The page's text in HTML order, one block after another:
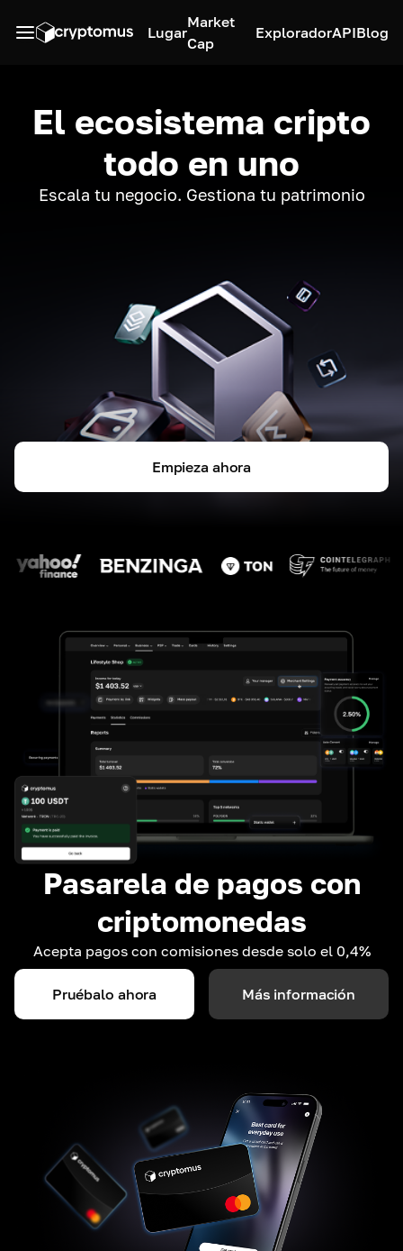
Lugar
Market
Cap
ExploradorAPIBlog
El ecosistema cripto
todo en uno
Escala tu negocio. Gestiona tu patrimonio
Empieza ahora
Pasarela de pagos con
criptomonedas
Acepta pagos con comisiones desde solo el 0,4%
Pruébalo ahora Más información